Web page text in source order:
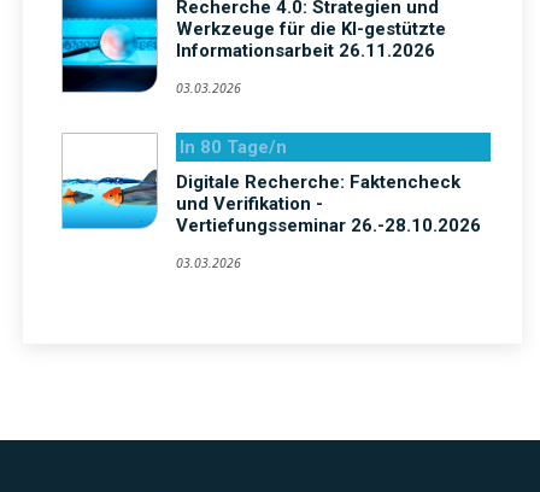
Recherche 4.0: Strategien und
Werkzeuge für die KI-gestützte
Informationsarbeit 26.11.2026
03.03.2026
In 80 Tage/n
Digitale Recherche: Faktencheck
und Verifikation -
Vertiefungsseminar 26.-28.10.2026
03.03.2026